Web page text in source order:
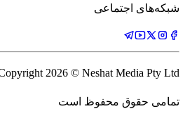
شبکه‌های اجتماعی
2026 © Neshat Media Pty Ltd
تمامی حقوق محفوظ است